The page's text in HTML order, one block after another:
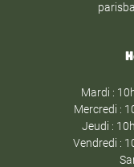
Mardi :
Mercredi :
Jeudi :
Vendredi :